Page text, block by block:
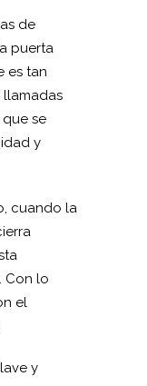
de
puerta
es tan
llamadas
se
y
cuando la
Con lo
el
y